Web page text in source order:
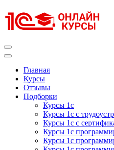
к
содержимому
Главная
Курсы
Отзывы
Подборки
Курсы 1с
Курсы 1с с
Курсы 1с с
Курсы 1с
Курсы 1с